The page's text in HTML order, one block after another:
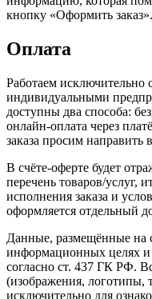
кнопку «Оформить заказ».
Оплата
Работаем
индивидуальными
доступны два способа:
онлайн-оплата через
заказа просим
В счёте-оферте будет
перечень товаров/услуг,
исполнения заказа и
оформляется отдельный
Данные, размещённые на
информационных целях и
согласно ст. 437 ГК РФ.
(изображения, логотипы,
исключительно для